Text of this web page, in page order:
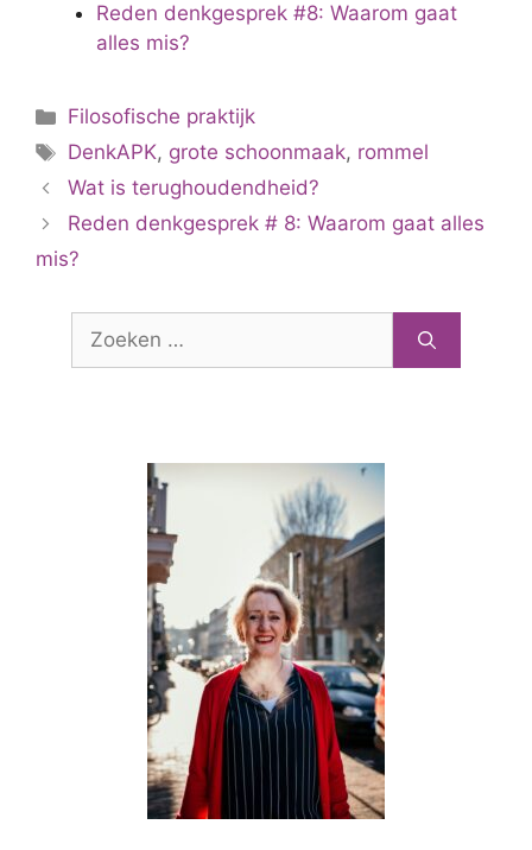
Reden denkgesprek #8: Waarom gaat
alles mis?
Categorieën
Filosofische praktijk
Tags
DenkAPK, grote schoonmaak, rommel
Wat is terughoudendheid?
Reden denkgesprek # 8: Waarom gaat alles
mis?
Zoek